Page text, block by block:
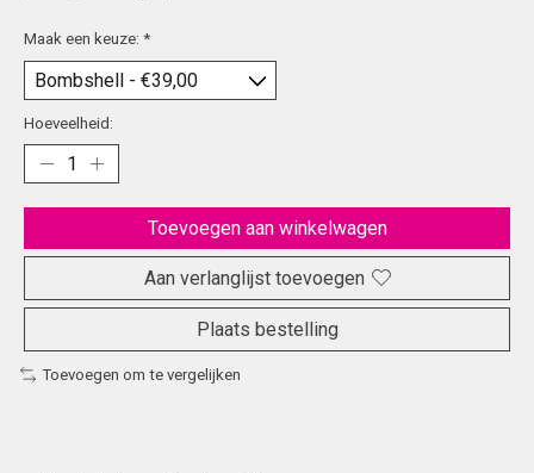
Maak een keuze: *
Hoeveelheid:
Toevoegen aan winkelwagen
Aan verlanglijst toevoegen
Plaats bestelling
Toevoegen om te vergelijken